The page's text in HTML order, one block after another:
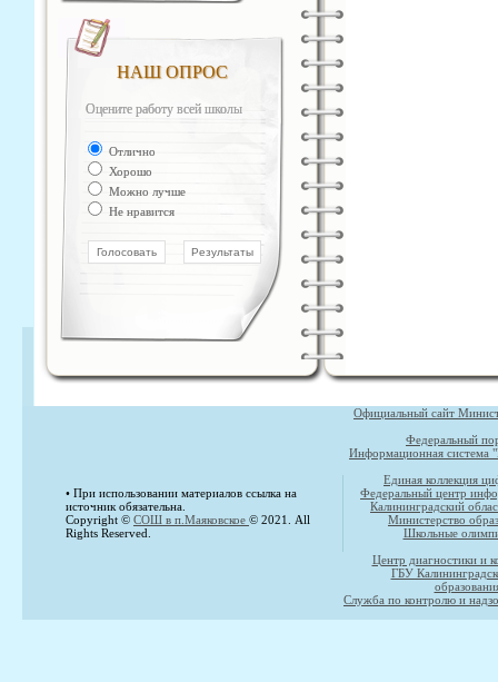
НАШ ОПРОС
Оцените работу всей школы
Отлично
Хорошо
Можно лучше
Не нравится
• При использовании материалов ссылка на
источник обязательна.
Copyright © СОШ в п.Маяковское © 2021. All
Rights Reserved.
Официальный сайт
Федеральный
Информационная система
Единая коллекция
Федеральный центр
Калининградский
Министерство
Школьные
Центр диагностики и
ГБУ
Служба по контролю и